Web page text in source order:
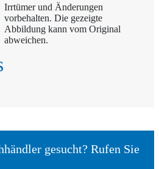
Irrtümer und Änderungen
vorbehalten. Die gezeigte
Abbildung kann vom Original
abweichen.
gesucht? Rufen Sie